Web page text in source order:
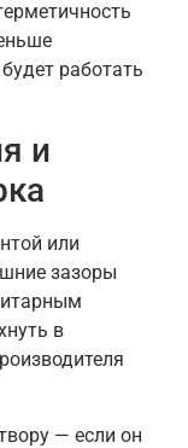
работать
и
или
зазоры
в
— если он